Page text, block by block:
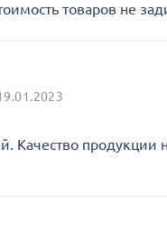
товаров не
Качество продукции